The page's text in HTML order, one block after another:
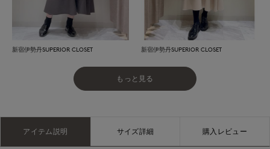
新宿伊勢丹SUPERIOR CLOSET 新宿伊勢丹SUPERIOR CLOSET
もっと見る
アイテム説明 サイズ詳細 購入レビュー